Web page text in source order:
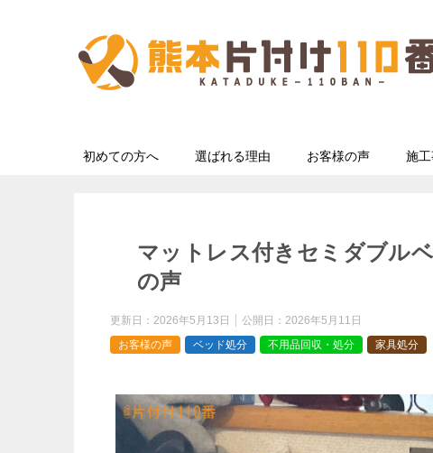
初めての方へ 選ばれる理由 お客様の声 施工
マットレス付きセミダブル
の声
更新日： 2026年5月13日 公開日： 2026年5月11日
お客様の声
ベッド処分 不用品回収・処分 家具処分